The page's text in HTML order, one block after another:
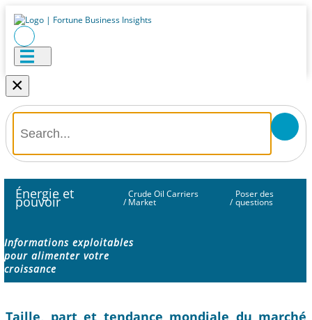
×
Énergie et
pouvoir /
Crude Oil Carriers
Market /
Poser des
questions
Informations exploitables
pour alimenter votre
croissance